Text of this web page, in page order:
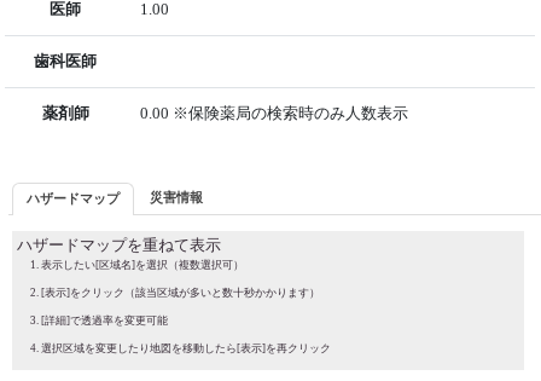
医師 1.00
歯科医師
薬剤師 0.00 ※保険薬局の検索時のみ人数表示
ハザードマップ 災害情報
ハザードマップを重ねて表示
表示したい[区域名]を選択（複数選択可）
[表示]をクリック（該当区域が多いと数十秒かかります）
[詳細]で透過率を変更可能
選択区域を変更したり地図を移動したら[表示]を再クリック